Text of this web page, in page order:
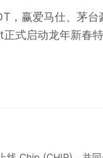
，赢爱马仕、茅台
式启动龙年新春